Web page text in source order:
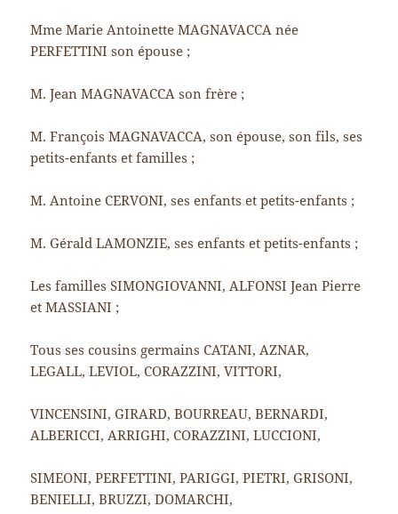
Mme Marie Antoinette MAGNAVACCA née
PERFETTINI son épouse ;
M. Jean MAGNAVACCA son frère ;
M. François MAGNAVACCA, son épouse, son fils, ses
petits-enfants et familles ;
M. Antoine CERVONI, ses enfants et petits-enfants ;
M. Gérald LAMONZIE, ses enfants et petits-enfants ;
Les familles SIMONGIOVANNI, ALFONSI Jean Pierre
et MASSIANI ;
Tous ses cousins germains CATANI, AZNAR,
LEGALL, LEVIOL, CORAZZINI, VITTORI,
VINCENSINI, GIRARD, BOURREAU, BERNARDI,
ALBERICCI, ARRIGHI, CORAZZINI, LUCCIONI,
SIMEONI, PERFETTINI, PARIGGI, PIETRI, GRISONI,
BENIELLI, BRUZZI, DOMARCHI,